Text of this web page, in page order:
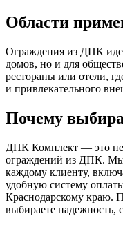
Области
Ограждения из ДПК
домов, но и для
рестораны или отели,
и привлекательного
Почему
ДПК Комплект — это не
ограждений из ДПК. Мы
каждому клиенту,
удобную систему
Краснодарскому краю.
выбираете надежность,